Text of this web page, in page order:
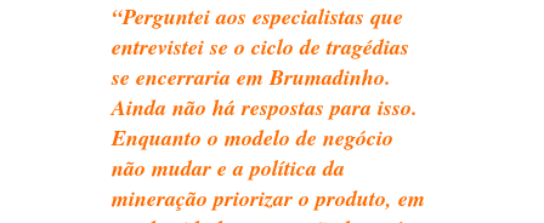
“Perguntei aos especialistas que
entrevistei se o ciclo de tragédias
se encerraria em Brumadinho.
Ainda não há respostas para isso.
Enquanto o modelo de negócio
não mudar e a política da
mineração priorizar o produto, em